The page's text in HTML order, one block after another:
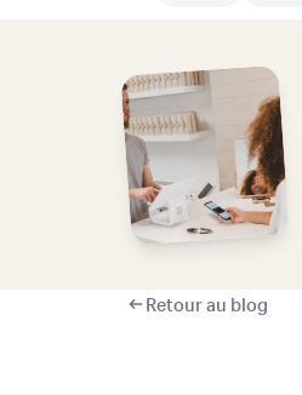
Retour au blog